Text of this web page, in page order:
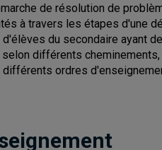
de résolution de
à travers les étapes d'une
du secondaire ayant
différents cheminements,
ordres